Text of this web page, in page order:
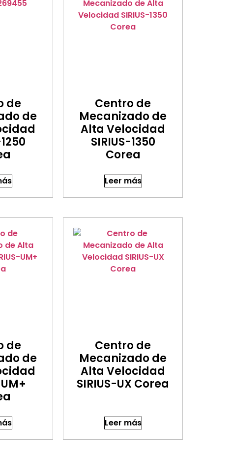
de
de
Centro de
Mecanizado de
Alta Velocidad
SIRIUS-1350
Corea
Leer más
de
de
Centro de
Mecanizado de
Alta Velocidad
SIRIUS-UX Corea
Leer más